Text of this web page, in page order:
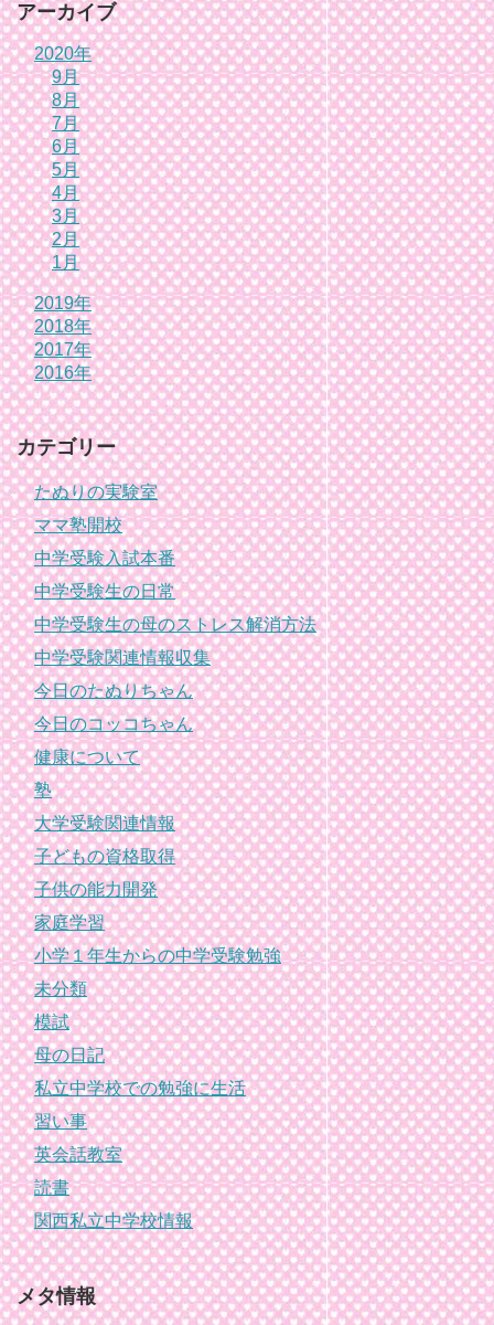
アーカイブ
2020年
9月
8月
7月
6月
5月
4月
3月
2月
1月
2019年
2018年
2017年
2016年
カテゴリー
たぬりの実験室
ママ塾開校
中学受験入試本番
中学受験生の日常
中学受験生の母のストレス解消方法
中学受験関連情報収集
今日のたぬりちゃん
今日のコッコちゃん
健康について
塾
大学受験関連情報
子どもの資格取得
子供の能力開発
家庭学習
小学１年生からの中学受験勉強
未分類
模試
母の日記
私立中学校での勉強に生活
習い事
英会話教室
読書
関西私立中学校情報
メタ情報